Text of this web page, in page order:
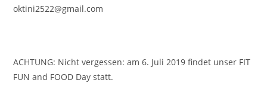
oktini2522@gmail.com
ACHTUNG: Nicht vergessen: am 6. Juli 2019 findet unser FIT
FUN and FOOD Day statt.